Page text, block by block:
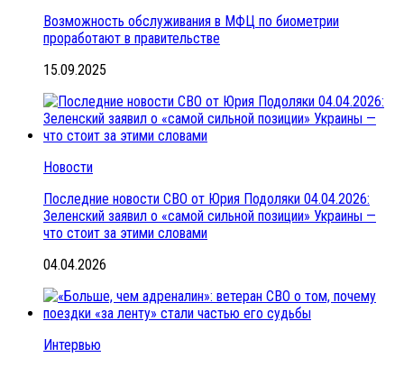
Возможность обслуживания в МФЦ по биометрии
проработают в правительстве
15.09.2025
Новости
Последние новости СВО от Юрия Подоляки 04.04.2026:
Зеленский заявил о «самой сильной позиции» Украины —
что стоит за этими словами
04.04.2026
Интервью